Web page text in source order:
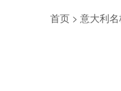
首页 > 意大利